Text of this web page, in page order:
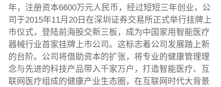
年，注册资本6600万元人民币，经过短短三年创业，公
司于2015年11月20日在深圳证券交易所正式举行挂牌上
市仪式，登陆前海股交新三板，成为中国家用智能医疗
器械行业首家挂牌上市公司。这标志着公司发展踏上新
的台阶。公司将借助资本的扩张，将专业的健康管理理
念与先进的科技产品带入千家万户，打造智能医疗、互
联网医疗组成的健康产业生态圈，在互联网时代大背景